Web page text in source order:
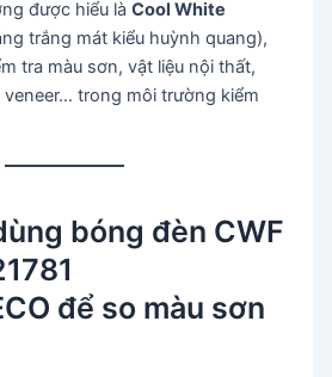
được hiểu làCool White
trắng mát kiểu huỳnh quang),
tra màu sơn, vật liệu nội thất,
trong môi trường kiểm
bóng đèn CWF
để so màu sơn